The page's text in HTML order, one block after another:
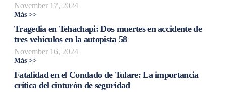
November 17, 2024
Más >>
Tragedia en Tehachapi: Dos muertes en accidente de
tres vehículos en la autopista 58
November 16, 2024
Más >>
Fatalidad en el Condado de Tulare: La importancia
crítica del cinturón de seguridad